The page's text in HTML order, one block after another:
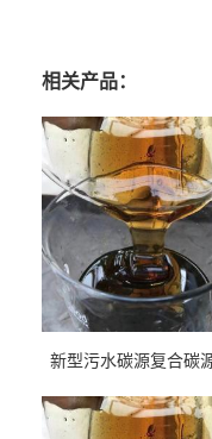
相关产品：
新型污水碳源复合碳